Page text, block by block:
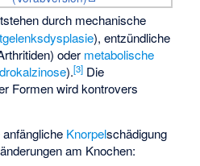
durch mechanische
), entzündliche
oder metabolische
).[3] Die
Formen wird kontrovers
Knorpelschädigung
am Knochen: